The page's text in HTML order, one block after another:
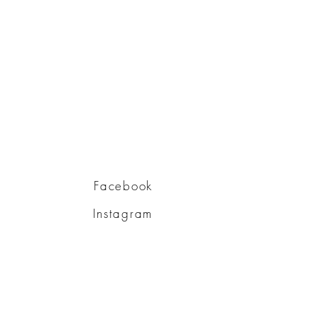
Facebook
Instagram